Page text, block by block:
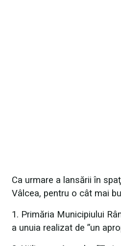
Ca urmare a lansării în
Vâlcea, pentru o cât mai
1. Primăria Municipiului
a unuia realizat de ”un